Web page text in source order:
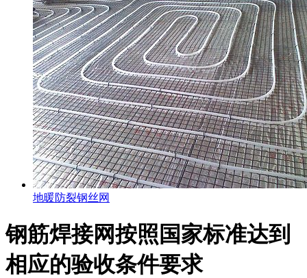
地暖防裂钢丝网
钢筋焊接网按照国家标准达到
相应的验收条件要求